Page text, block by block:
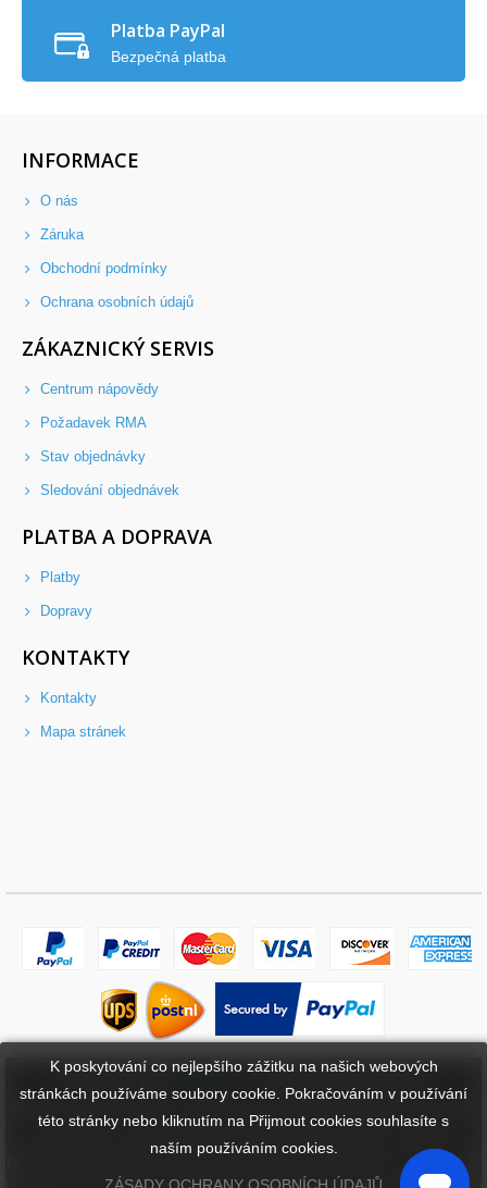
Platba PayPal
Bezpečná platba
INFORMACE
O nás
Záruka
Obchodní podmínky
Ochrana osobních údajů
ZÁKAZNICKÝ SERVIS
Centrum nápovědy
Požadavek RMA
Stav objednávky
Sledování objednávek
PLATBA A DOPRAVA
Platby
Dopravy
KONTAKTY
Kontakty
Mapa stránek
Copyright © bateriebuy.cz
. Všechna práva vyhrazena.
Určené ochranné známky a značky jsou majetkem příslušných vlastníků.
BaterieBuy.cz není přidružena k žádným OEM značkám. Všechny
produkty na této webové stránce jsou generické, aftermarket, náhradní díly.
K poskytování co nejlepšího zážitku na našich webových
stránkách používáme soubory cookie. Pokračováním v používání
této stránky nebo kliknutím na Přijmout cookies souhlasíte s
naším používáním cookies.